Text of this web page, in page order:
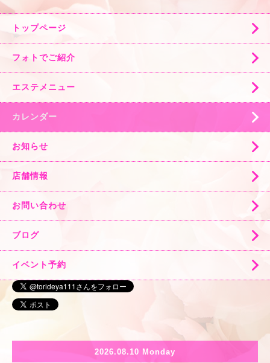
トップページ
フォトでご紹介
エステメニュー
カレンダー
お知らせ
店舗情報
お問い合わせ
ブログ
イベント予約
2026.08.10 Monday